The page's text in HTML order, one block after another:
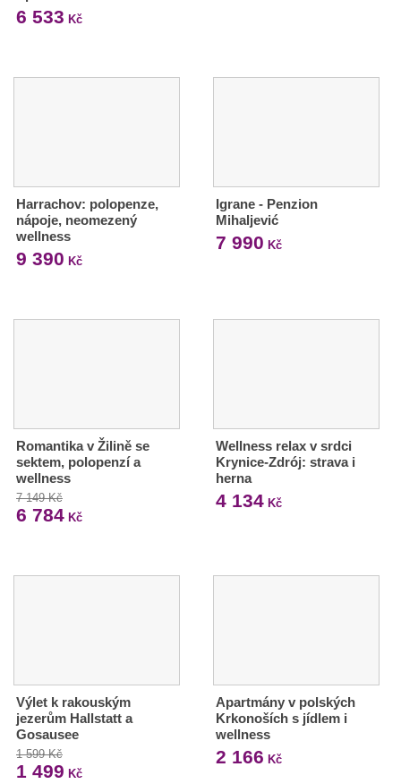
6 533 Kč
Harrachov: polopenze,
nápoje, neomezený
wellness
9 390 Kč
Igrane - Penzion
Mihaljević
7 990 Kč
Romantika v Žilině se
sektem, polopenzí a
wellness
7 149 Kč
6 784 Kč
Wellness relax v srdci
Krynice-Zdrój: strava i
herna
4 134Kč
Výlet k rakouským
jezerům Hallstatt a
Gosausee
1 599 Kč
1 499 Kč
Apartmány v polských
Krkonoších s jídlem i
wellness
2 166 Kč